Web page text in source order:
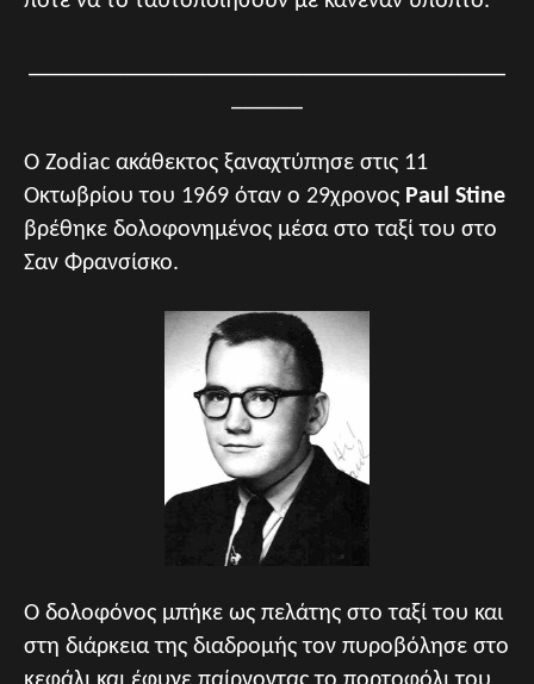
Ο Zodiac ακάθεκτος ξαναχτύπησε στις 11
Οκτωβρίου του 1969 όταν ο 29χρονος Paul Stine
βρέθηκε δολοφονημένος μέσα στο ταξί του στο
Σαν Φρανσίσκο.
Ο δολοφόνος μπήκε ως πελάτης στο ταξί του και
στη διάρκεια της διαδρομής τον πυροβόλησε στο